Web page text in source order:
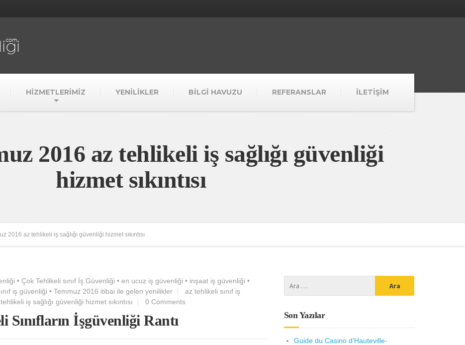
HİZMETLERİMİZ YENİLİKLER BİLGİ HAVUZU REFERANSLAR İLETİŞİM
2016 az tehlikeli iş sağlığı güvenliği
hizmet sıkıntısı
2016 az tehlikeli iş sağlığı güvenliği hizmet sıkıntısı
• Çok Tehlikeli sınıf İş Güvenliği • en ucuz iş güvenliği • inşaat iş güvenliği •
iş güvenliği • Temmuz 2016 itibai ile gelen yenilikler
az tehlikeli sınıf iş
iş sağlığı güvenliği hizmet sıkıntısı 0 Comments
Sınıfların İşgüvenliği Rantı Son Yazılar
Guide du Casino d’Hauteville-